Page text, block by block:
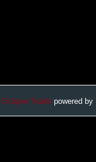
Eclipse Trailer powered by